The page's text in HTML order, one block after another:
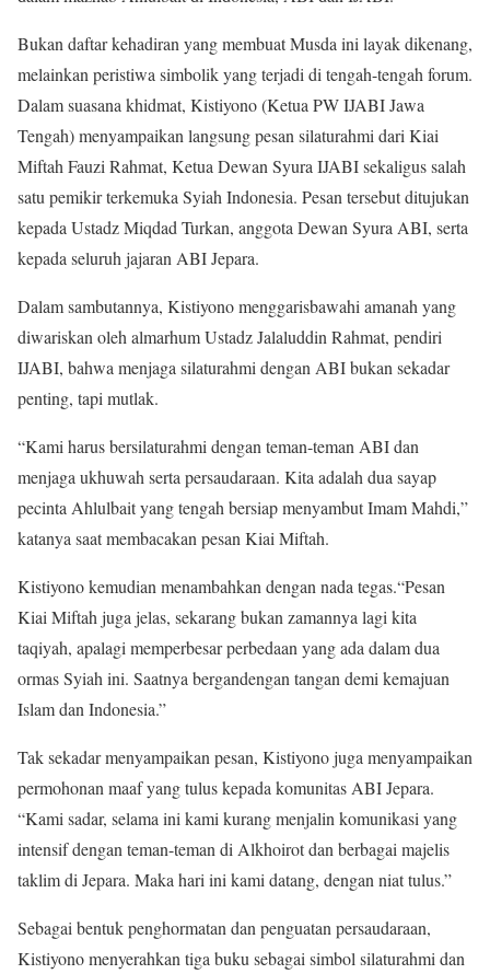
Bukan daftar kehadiran yang membuat Musda ini layak dikenang,
melainkan peristiwa simbolik yang terjadi di tengah-tengah forum.
Dalam suasana khidmat, Kistiyono (Ketua PW IJABI Jawa
Tengah) menyampaikan langsung pesan silaturahmi dari Kiai
Miftah Fauzi Rahmat, Ketua Dewan Syura IJABI sekaligus salah
satu pemikir terkemuka Syiah Indonesia. Pesan tersebut ditujukan
kepada Ustadz Miqdad Turkan, anggota Dewan Syura ABI, serta
kepada seluruh jajaran ABI Jepara.
Dalam sambutannya, Kistiyono menggarisbawahi amanah yang
diwariskan oleh almarhum Ustadz Jalaluddin Rahmat, pendiri
IJABI, bahwa menjaga silaturahmi dengan ABI bukan sekadar
penting, tapi mutlak.
“Kami harus bersilaturahmi dengan teman-teman ABI dan
menjaga ukhuwah serta persaudaraan. Kita adalah dua sayap
pecinta Ahlulbait yang tengah bersiap menyambut Imam Mahdi,”
katanya saat membacakan pesan Kiai Miftah.
Kistiyono kemudian menambahkan dengan nada tegas.“Pesan
Kiai Miftah juga jelas, sekarang bukan zamannya lagi kita
taqiyah, apalagi memperbesar perbedaan yang ada dalam dua
ormas Syiah ini. Saatnya bergandengan tangan demi kemajuan
Islam dan Indonesia.”
Tak sekadar menyampaikan pesan, Kistiyono juga menyampaikan
permohonan maaf yang tulus kepada komunitas ABI Jepara.
“Kami sadar, selama ini kami kurang menjalin komunikasi yang
intensif dengan teman-teman di Alkhoirot dan berbagai majelis
taklim di Jepara. Maka hari ini kami datang, dengan niat tulus.”
Sebagai bentuk penghormatan dan penguatan persaudaraan,
Kistiyono menyerahkan tiga buku sebagai simbol silaturahmi dan